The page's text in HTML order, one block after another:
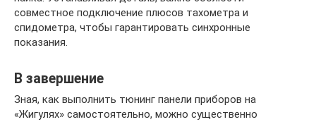
совместное подключение плюсов тахометра и
спидометра, чтобы гарантировать синхронные
показания.
В завершение
Зная, как выполнить тюнинг панели приборов на
«Жигулях» самостоятельно, можно существенно